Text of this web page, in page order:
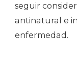
seguir
antinatural e
enfermedad.